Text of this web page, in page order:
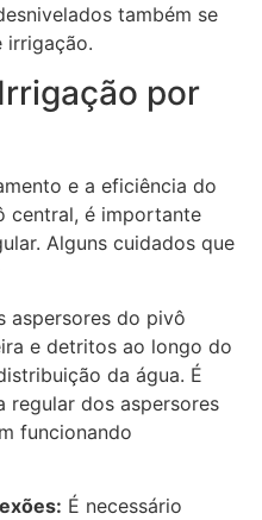
também se
irrigação.
por
e a eficiência do
central, é importante
Alguns cuidados que
aspersores do pivô
e detritos ao longo do
da água. É
regular dos aspersores
funcionando
É necessário